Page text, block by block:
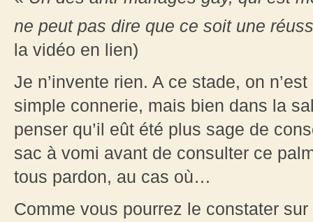
ne peut pas dire que ce soit une
la vidéo en lien)
Je n’invente rien. A ce stade, on
simple connerie, mais bien dans la
penser qu’il eût été plus sage de
sac à vomi avant de consulter ce
tous pardon, au cas où…
Comme vous pourrez le constater